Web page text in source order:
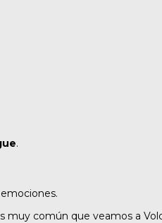
.
muy común que veamos a